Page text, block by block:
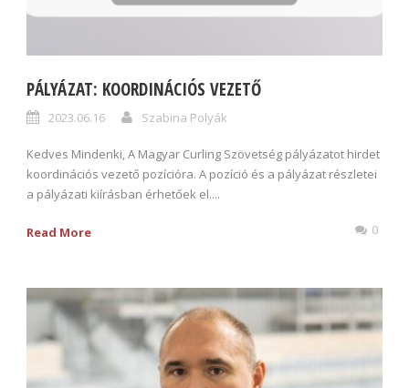
PÁLYÁZAT: KOORDINÁCIÓS VEZETŐ
2023.06.16 Szabina Polyák
Kedves Mindenki, A Magyar Curling Szövetség pályázatot hirdet
koordinációs vezető pozícióra. A pozíció és a pályázat részletei
a pályázati kiírásban érhetőek el....
Read More 0